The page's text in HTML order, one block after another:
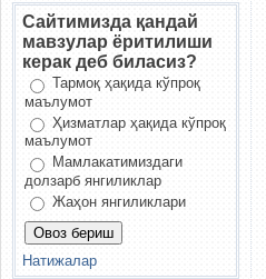
Сайтимизда қандай
мавзулар ёритилиши
керак деб биласиз?
Тармоқ ҳақида кўпроқ
маълумот
Ҳизматлар ҳақида кўпроқ
маълумот
Мамлакатимиздаги
долзарб янгиликлар
Жаҳон янгиликлари
Натижалар